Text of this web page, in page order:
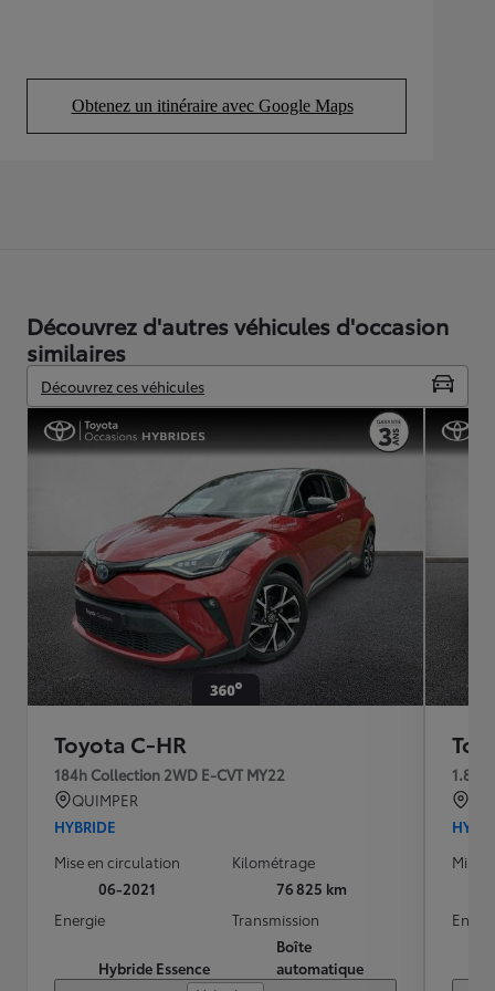
Obtenez un itinéraire avec Google Maps
(Opens in new tab)
Découvrez d'autres véhicules d'occasion
similaires
Découvrez ces véhicules
Toyota C-HR
184h Collection 2WD E-CVT MY22
QUIMPER
HYBRIDE
Mise en circulation
06-2021
Kilométrage
76 825 km
Energie
Hybride Essence
Transmission
Boîte
automatique
1.8
Mise